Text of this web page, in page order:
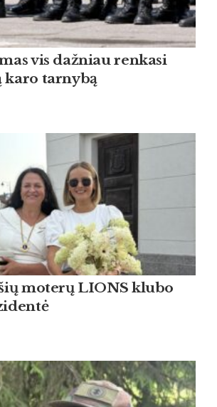
vis daž­niau ren­ka­si
ka­ro tar­nybą
mo­terų LIONS klu­bo